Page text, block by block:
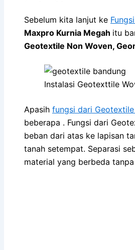
Sebelum kita lanjut ke
Maxpro Kurnia Megah itu
Geotextile Non Woven,
Instalasi Geotexttile
Apasih fungsi dari
beberapa . Fungsi dari
beban dari atas ke lapisan
tanah setempat. Separasi
material yang berbeda